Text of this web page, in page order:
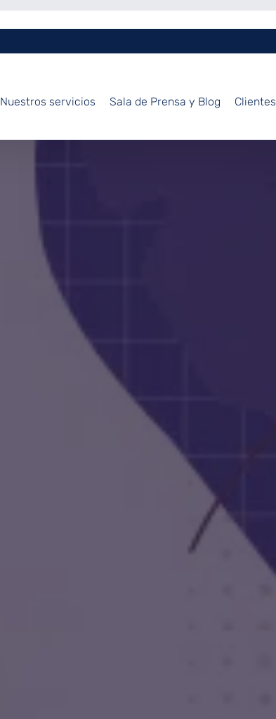
Nuestros servicios Sala de Prensa y Blog Clientes